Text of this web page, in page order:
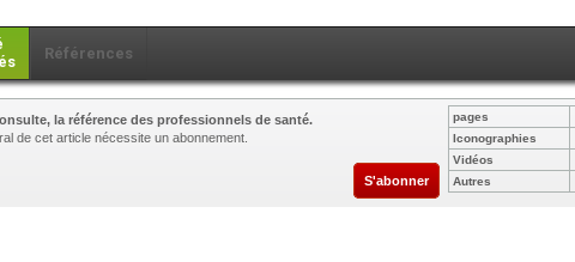
Références
la référence des professionnels de santé.
de cet article nécessite un abonnement.
S'abonner
pages
Iconographies
Vidéos
Autres